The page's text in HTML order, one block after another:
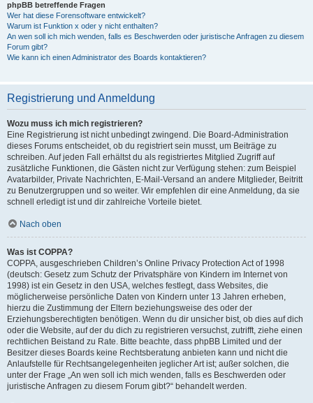
phpBB betreffende Fragen
Wer hat diese Forensoftware entwickelt?
Warum ist Funktion x oder y nicht enthalten?
An wen soll ich mich wenden, falls es Beschwerden oder juristische Anfragen zu diesem
Forum gibt?
Wie kann ich einen Administrator des Boards kontaktieren?
Registrierung und Anmeldung
Wozu muss ich mich registrieren?
Eine Registrierung ist nicht unbedingt zwingend. Die Board-Administration
dieses Forums entscheidet, ob du registriert sein musst, um Beiträge zu
schreiben. Auf jeden Fall erhältst du als registriertes Mitglied Zugriff auf
zusätzliche Funktionen, die Gästen nicht zur Verfügung stehen: zum Beispiel
Avatarbilder, Private Nachrichten, E-Mail-Versand an andere Mitglieder, Beitritt
zu Benutzergruppen und so weiter. Wir empfehlen dir eine Anmeldung, da sie
schnell erledigt ist und dir zahlreiche Vorteile bietet.
Nach oben
Was ist COPPA?
COPPA, ausgeschrieben Children’s Online Privacy Protection Act of 1998
(deutsch: Gesetz zum Schutz der Privatsphäre von Kindern im Internet von
1998) ist ein Gesetz in den USA, welches festlegt, dass Websites, die
möglicherweise persönliche Daten von Kindern unter 13 Jahren erheben,
hierzu die Zustimmung der Eltern beziehungsweise des oder der
Erziehungsberechtigten benötigen. Wenn du dir unsicher bist, ob dies auf dich
oder die Website, auf der du dich zu registrieren versuchst, zutrifft, ziehe einen
rechtlichen Beistand zu Rate. Bitte beachte, dass phpBB Limited und der
Besitzer dieses Boards keine Rechtsberatung anbieten kann und nicht die
Anlaufstelle für Rechtsangelegenheiten jeglicher Art ist; außer solchen, die
unter der Frage „An wen soll ich mich wenden, falls es Beschwerden oder
juristische Anfragen zu diesem Forum gibt?“ behandelt werden.